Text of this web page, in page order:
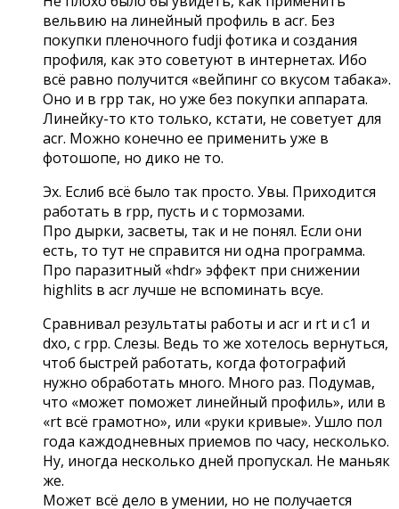
вельвию на линейный профиль в acr. Без
покупки пленочного fudji фотика и создания
профиля, как это советуют в интернетах. Ибо
всё равно получится «вейпинг со вкусом табака».
Оно и в rpp так, но уже без покупки аппарата.
Линейку-то кто только, кстати, не советует для
acr. Можно конечно ее применить уже в
фотошопе, но дико не то.
Эх. Еслиб всё было так просто. Увы. Приходится
работать в rpp, пусть и с тормозами.
Про дырки, засветы, так и не понял. Если они
есть, то тут не справится ни одна программа.
Про паразитный «hdr» эффект при снижении
highlits в acr лучше не вспоминать всуе.
Сравнивал результаты работы и acr и rt и c1 и
dxo, с rpp. Слезы. Ведь то же хотелось вернуться,
чтоб быстрей работать, когда фотографий
нужно обработать много. Много раз. Подумав,
что «может поможет линейный профиль», или в
«rt всё грамотно», или «руки кривые». Ушло пол
года каждодневных приемов по часу, несколько.
Ну, иногда несколько дней пропускал. Не маньяк
же.
Может всё дело в умении, но не получается